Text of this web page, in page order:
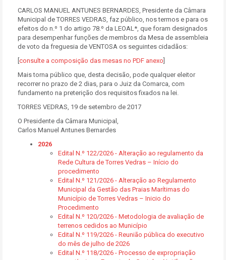
CARLOS MANUEL ANTUNES BERNARDES, Presidente da Câmara
Municipal de TORRES VEDRAS, faz público, nos termos e para os
efeitos do n.º 1 do artigo 78.º da LEOAL*, que foram designados
para desempenhar funções de membros da Mesa de assembleia
de voto da freguesia de VENTOSA os seguintes cidadãos:
consulte a composição das mesas no PDF anexo
Mais torna público que, desta decisão, pode qualquer eleitor
recorrer no prazo de 2 dias, para o Juiz da Comarca, com
fundamento na preterição dos requisitos fixados na lei.
TORRES VEDRAS, 19 de setembro de 2017
O Presidente da Câmara Municipal,
Carlos Manuel Antunes Bernardes
2026
Edital N.º 122/2026 - Alteração ao regulamento da
Rede Cultura de Torres Vedras – Início do
procedimento
Edital N.º 121/2026 - Alteração ao Regulamento
Municipal da Gestão das Praias Marítimas do
Município de Torres Vedras – Inicio do
Procedimento
Edital N.º 120/2026 - Metodologia de avaliação de
terrenos cedidos ao Município
Edital N.º 119/2026 - Reunião pública do executivo
do mês de julho de 2026
Edital N.º 118/2026 - Processo de expropriação